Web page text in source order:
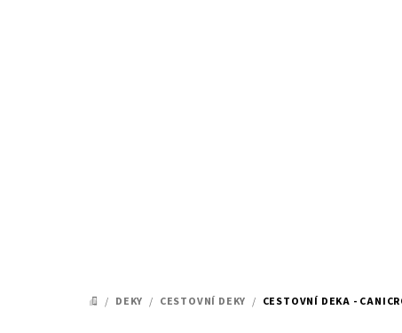
DOMŮ
/ DEKY / CESTOVNÍ DEKY / CESTOVNÍ DEKA -